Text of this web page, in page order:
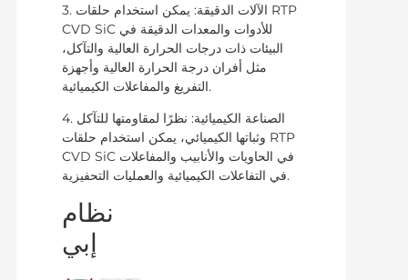
3. الآلات الدقيقة: يمكن استخدام حلقات RTP
CVD SiC للأدوات والمعدات الدقيقة في
البيئات ذات درجات الحرارة العالية والتآكل،
مثل أفران درجة الحرارة العالية وأجهزة
التفريغ والمفاعلات الكيميائية.
4. الصناعة الكيميائية: نظرًا لمقاومتها للتآكل
وثباتها الكيميائي، يمكن استخدام حلقات RTP
CVD SiC في الحاويات والأنابيب والمفاعلات
في التفاعلات الكيميائية والعمليات التحفيزية.
نظام
إبي